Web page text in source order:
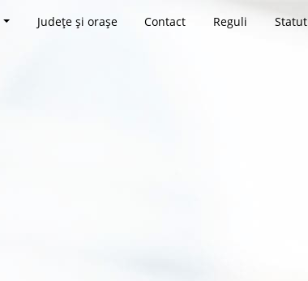
Județe și orașe Contact Reguli Statut